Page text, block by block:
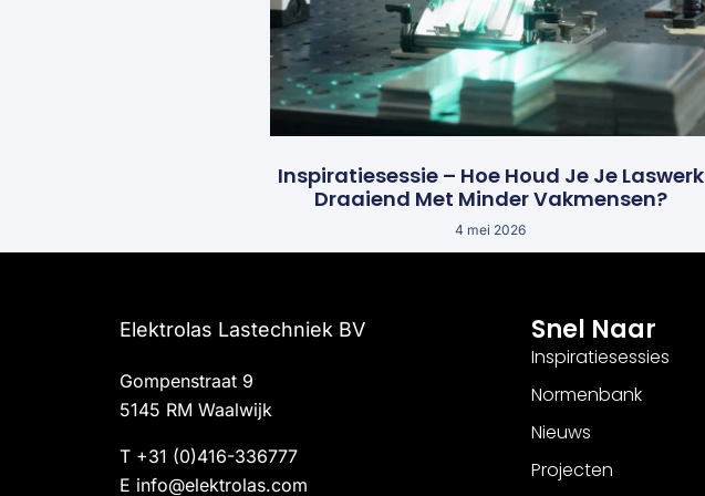
Inspiratiesessie – Hoe Houd Je Je Laswerk
Draaiend Met Minder Vakmensen?
4 mei 2026
Elektrolas Lastechniek BV
Gompenstraat 9
5145 RM Waalwijk
T +31 (0)416-336777
E info@elektrolas.com
Snel Naar
Inspiratiesessies
Normenbank
Nieuws
Projecten